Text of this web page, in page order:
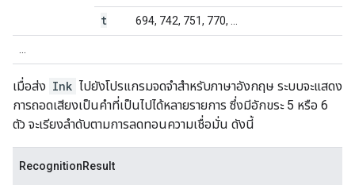
t 694, 742, 751, 770, ...
เมื่อส่ง Ink ไปยังโปรแกรมจดจำสำหรับภาษาอังกฤษ ระบบจะแสดง
การถอดเสียงเป็นคำที่เป็นไปได้หลายรายการ ซึ่งมีอักขระ 5 หรือ 6
ตัว จะเรียงลำดับตามการลดทอนความเชื่อมั่น ดังนี้
RecognitionResult